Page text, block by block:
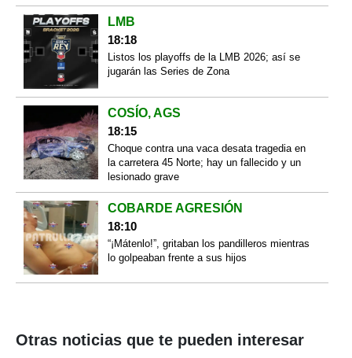
LMB
18:18
Listos los playoffs de la LMB 2026; así se
jugarán las Series de Zona
COSÍO, AGS
18:15
Choque contra una vaca desata tragedia en
la carretera 45 Norte; hay un fallecido y un
lesionado grave
COBARDE AGRESIÓN
18:10
“¡Mátenlo!”, gritaban los pandilleros mientras
lo golpeaban frente a sus hijos
Otras noticias que te pueden interesar